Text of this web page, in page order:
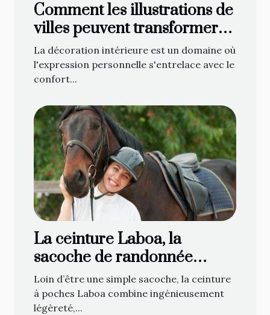
Comment les illustrations de
villes peuvent transformer
votre décoration intérieure
La décoration intérieure est un domaine où
l'expression personnelle s'entrelace avec le
confort...
La ceinture Laboa, la
sacoche de randonnée
attendue de tous les
cavaliers !
Loin d’être une simple sacoche, la ceinture
à poches Laboa combine ingénieusement
légèreté,...